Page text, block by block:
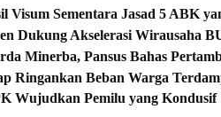
Visum Sementara Jasad 5 ABK
Dukung Akselerasi Wirausaha
Minerba, Pansus Bahas
Ringankan Beban Warga
Wujudkan Pemilu yang Kondusif